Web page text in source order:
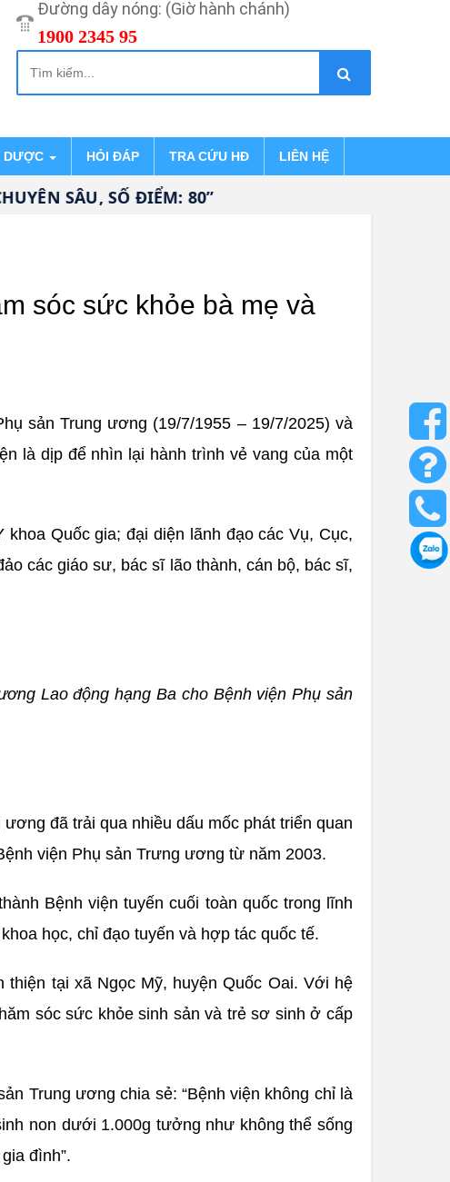
Đường dây nóng: (Giờ hành chánh)
1900 2345 95
DƯỢC HỎI ĐÁP TRA CỨU HĐ LIÊN HỆ
SỐ ĐIỂM: 80”
sóc sức khỏe bà mẹ và
sản Trung ương (19/7/1955 – 19/7/2025) và
là dịp để nhìn lại hành trình vẻ vang của một
Quốc gia; đại diện lãnh đạo các Vụ, Cục,
các giáo sư, bác sĩ lão thành, cán bộ, bác sĩ,
Lao động hạng Ba cho Bệnh viện Phụ sản
đã trải qua nhiều dấu mốc phát triển quan
viện Phụ sản Trưng ương từ năm 2003.
Bệnh viện tuyến cuối toàn quốc trong lĩnh
học, chỉ đạo tuyến và hợp tác quốc tế.
tại xã Ngọc Mỹ, huyện Quốc Oai. Với hệ
sóc sức khỏe sinh sản và trẻ sơ sinh ở cấp
Trung ương chia sẻ: “Bệnh viện không chỉ là
non dưới 1.000g tưởng như không thể sống
đình”.